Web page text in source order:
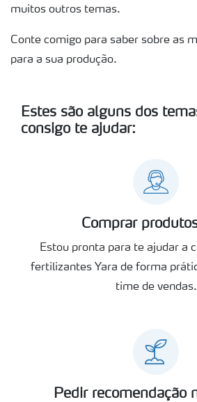
Fator Y
muitos outros temas.
Conte comigo para saber sobre as
para a sua produção.
Estes são alguns dos
consigo te ajudar:
Comprar
Estou pronta para te ajudar a
fertilizantes Yara de forma
time de vendas.
Pedir recomendação